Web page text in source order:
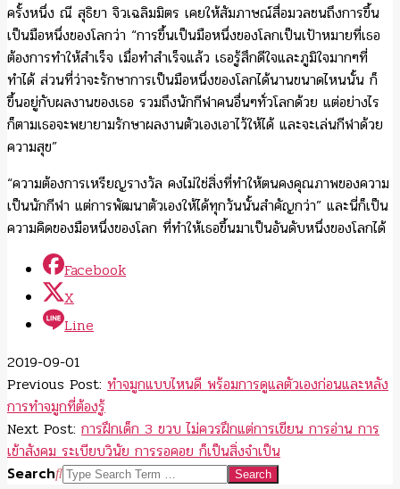
ครั้งหนึ่ง ณี สุธิยา จิวเฉลิมมิตร เคยให้สัมภาษณ์สื่อมวลชนถึงการขึ้น
เป็นมือหนึ่งของโลกว่า “การขึ้นเป็นมือหนึ่งของโลกเป็นเป้าหมายที่เธอ
ต้องการทำให้สำเร็จ เมื่อทำสำเร็จแล้ว เธอรู้สึกดีใจและภูมิใจมากๆที่
ทำได้ ส่วนที่ว่าจะรักษาการเป็นมือหนึ่งของโลกได้นานขนาดไหนนั้น ก็
ขึ้นอยู่กับผลงานของเธอ รวมถึงนักกีฬาคนอื่นๆทั่วโลกด้วย แต่อย่างไร
ก็ตามเธอจะพยายามรักษาผลงานตัวเองเอาไว้ให้ได้ และจะเล่นกีฬาด้วย
ความสุข”
“ความต้องการเหรียญรางวัล คงไม่ใช่สิ่งที่ทำให้ตนคงคุณภาพของความ
เป็นนักกีฬา แต่การพัฒนาตัวเองให้ได้ทุกวันนั้นสำคัญกว่า” และนี่ก็เป็น
ความคิดของมือหนึ่งของโลก ที่ทำให้เธอขึ้นมาเป็นอันดับหนึ่งของโลกได้
Facebook
X
Line
2019-09-01
Previous Post: ทำจมูกแบบไหนดี พร้อมการดูแลตัวเองก่อนและหลัง
การทำจมูกที่ต้องรู้
Next Post: การฝึกเด็ก 3 ขวบ ไม่ควรฝึกแต่การเขียน การอ่าน การ
เข้าสังคม ระเบียบวินัย การรอคอย ก็เป็นสิ่งจำเป็น
Search